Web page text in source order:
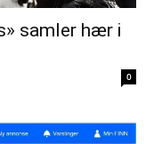
samler hær i
0